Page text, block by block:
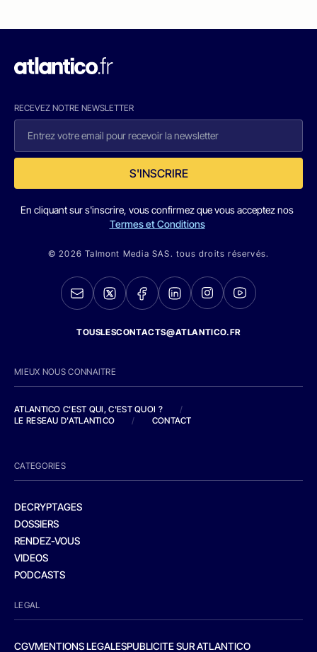
RECEVEZ NOTRE NEWSLETTER
S'INSCRIRE
En cliquant sur s'inscrire, vous confirmez que vous acceptez nos
Termes et Conditions
© 2026 Talmont Media SAS. tous droits réservés.
TOUSLESCONTACTS@ATLANTICO.FR
MIEUX NOUS CONNAITRE
ATLANTICO C'EST QUI, C'EST QUOI ?
/
LE RESEAU D'ATLANTICO
/ CONTACT
CATEGORIES
DECRYPTAGES
DOSSIERS
RENDEZ-VOUS
VIDEOS
PODCASTS
LEGAL
CGVMENTIONS LEGALESPUBLICITE SUR ATLANTICO